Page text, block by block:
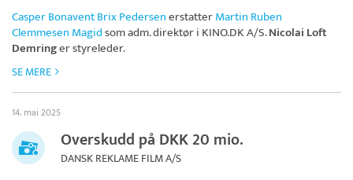
Casper Bonavent Brix PedersenerstatterMartin Ruben
Clemmesen Magidsom adm. direktør i KINO.DK A/S.Nicolai Loft
Demringer styreleder.
SE MERE
14. mai 2025
Overskudd på DKK 20 mio.
DANSK REKLAME FILM A/S